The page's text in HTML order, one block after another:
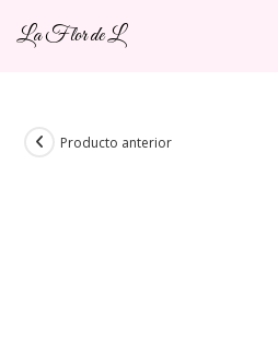
La Flor de L
Producto anterior